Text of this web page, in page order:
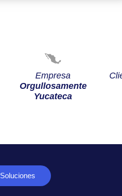
Empresa
Orgullosamente
Yucateca
Soluciones